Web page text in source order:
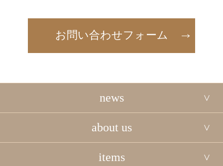
お問い合わせフォーム
news
about us
items